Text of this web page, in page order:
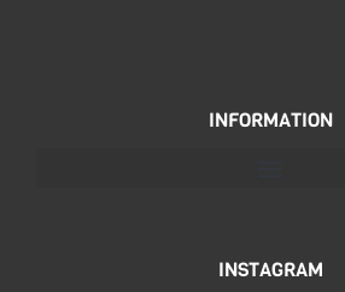
INFORMATION
INSTAGRAM